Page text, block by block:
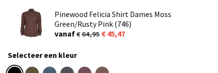
Pinewood Felicia Shirt Dames Moss
Green/Rusty Pink (746)
vanaf
64,95 45,47
Selecteer een kleur